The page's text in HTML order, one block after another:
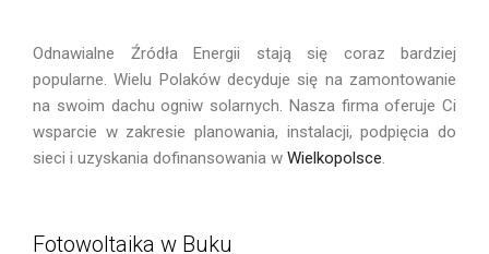
Odnawialne Źródła Energii stają się coraz bardziej
popularne. Wielu Polaków decyduje się na zamontowanie
na swoim dachu ogniw solarnych. Nasza firma oferuje Ci
wsparcie w zakresie planowania, instalacji, podpięcia do
sieci i uzyskania dofinansowania w Wielkopolsce.
Fotowoltaika w Buku